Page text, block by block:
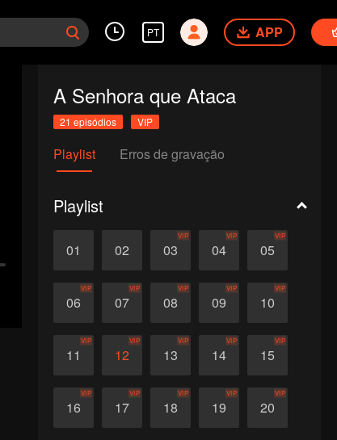
PT APP
A Senhora que Ataca
21 episódios VIP
Playlist Erros de gravação
Playlist
01 02 03
VIP
04
VIP
05
VIP
06
VIP
07
VIP
08
VIP
09
VIP
10
VIP
11
VIP
12
VIP
13
VIP
14
VIP
15
VIP
16
VIP
17
VIP
18
VIP
19
VIP
20
VIP